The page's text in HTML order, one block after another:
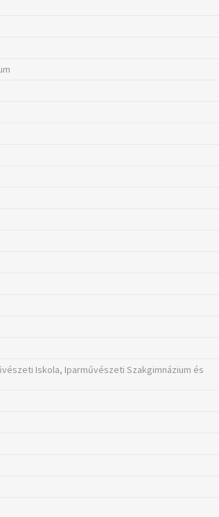
Iskola, Iparművészeti Szakgimnázium és